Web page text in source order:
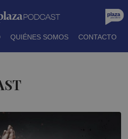
QUIÉNES SOMOS CONTACTO